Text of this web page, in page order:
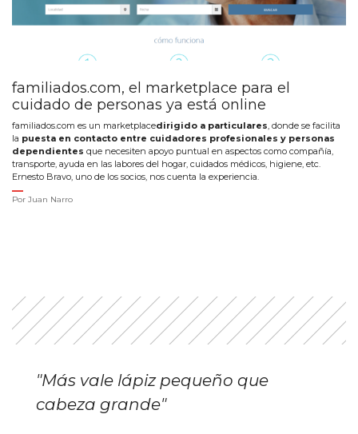
familiados.com, el marketplace para el
cuidado de personas ya está online
familiados.com es un marketplacedirigido a particulares, donde se facilita
la puesta en contacto entre cuidadores profesionales y personas
dependientes que necesiten apoyo puntual en aspectos como compañía,
transporte, ayuda en las labores del hogar, cuidados médicos, higiene, etc.
Ernesto Bravo, uno de los socios, nos cuenta la experiencia.
Por Juan Narro
"Más vale lápiz pequeño que
cabeza grande"